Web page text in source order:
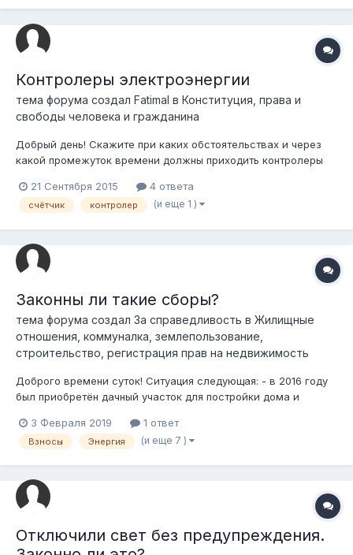
Контролеры электроэнергии
тема форума создал Fatimal в Конституция, права и
свободы человека и гражданина
Добрый день! Скажите при каких обстоятельствах и через
какой промежуток времени должны приходить контролеры
приходить ко мне в дом, обязана ли я впускать их? Могу ли я
сама снимать на камеру показания и платить по ним, при
21 Сентября 2015 4 ответа
счётчик контролер (и еще 1 )
Законны ли такие сборы?
тема форума создал За справедливость в Жилищные
отношения, коммуналка, землепользование,
строительство, регистрация прав на недвижимость
Доброго времени суток! Ситуация следующая: - в 2016 году
был приобретён дачный участок для постройки дома и
строений. После того как был построен дом, возник
необходимость в подключении дома к электроэнергии.
3 Февраля 2019 1 ответ
Взносы Энергия (и еще 7 )
Отключили свет без предупреждения.